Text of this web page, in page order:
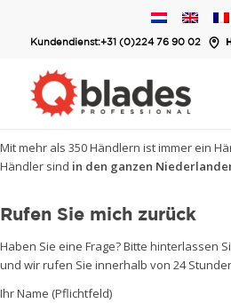
Kundendienst:+31 (0)224 76 90 02
Mit mehr als 350 Händlern ist immer ein
Händler sind in den ganzen
Rufen Sie mich zurück
Haben Sie eine Frage? Bitte hinterlassen
und wir rufen Sie innerhalb von 24
Ihr Name (Pflichtfeld)